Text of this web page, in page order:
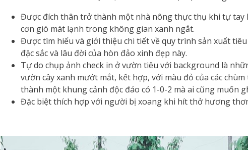
Được đích thân trở thành một nhà nông thực thụ khi tự
cơn gió mát lạnh trong không gian xanh ngắt.
Được tìm hiểu và giới thiệu chi tiết về quy trình sản xuất
đặc sắc và lâu đời của hòn đảo xinh đẹp này.
Tự do chụp ảnh check in ở vườn tiêu với background là
vườn cây xanh mướt mắt, kết hợp, với màu đỏ của các
thành một khung cảnh độc đáo có 1-0-2 mà ai cũng muốn
Đặc biệt thích hợp với người bị xoang khi hít thở hương